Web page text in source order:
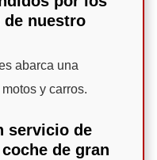
nuestro
abarca una
y carros.
servicio de
de gran